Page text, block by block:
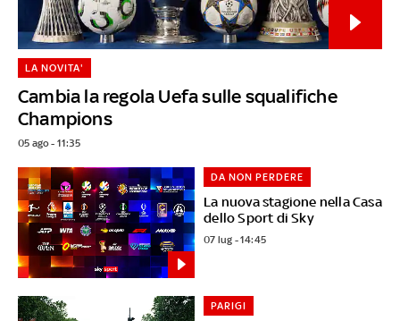
Cambia la regola Uefa sulle squalifiche
Champions
LA NOVITA'
05 ago - 11:35
La nuova stagione nella Casa
dello Sport di Sky
DA NON PERDERE
07 lug - 14:45
PARIGI